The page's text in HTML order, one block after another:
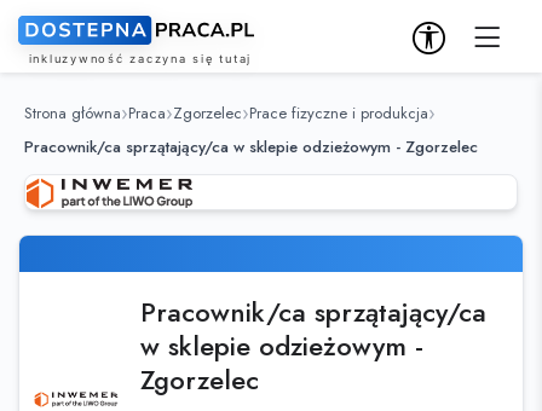
Strona główna Praca Zgorzelec Prace fizyczne i produkcja
Pracownik/ca sprzątający/ca w sklepie odzieżowym - Zgorzelec
Pracownik/ca sprzątający/ca
w sklepie odzieżowym -
Zgorzelec